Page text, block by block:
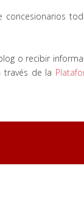
o recibir
través de la